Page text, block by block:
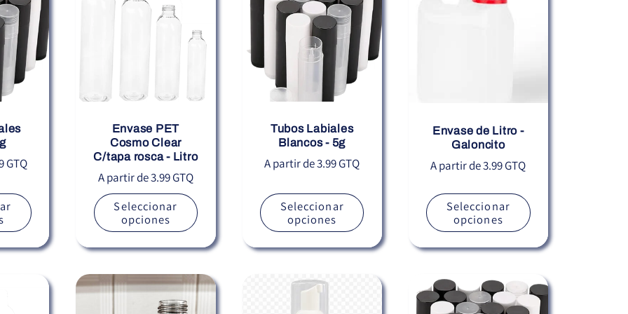
GTQ
Envase PET
Cosmo Clear
C/tapa rosca - Litro
Precio
habitual
A partir de 3.99 GTQ
Seleccionar
opciones
Tubos Labiales
Blancos - 5g
Precio
A partir de 3.99 GTQ
Seleccionar
opciones
Envase de Litro -
Galoncito
Precio
A partir de 3.99 GTQ
Seleccionar
opciones